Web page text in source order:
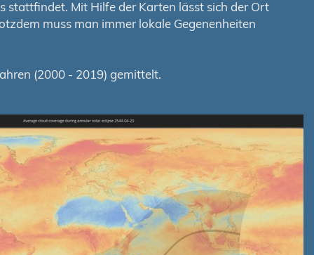
stattfindet. Mit Hilfe der Karten lässt sich der Ort
muss man immer lokale Gegenenheiten
(2000 - 2019) gemittelt.